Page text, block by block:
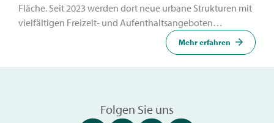
Fläche. Seit 2023 werden dort neue urbane Strukturen mit
vielfältigen Freizeit- und Aufenthaltsangeboten
umgesetzt – ein zentraler Bestandteil ist der Greenline
Mehr erfahren
Folgen Sie uns